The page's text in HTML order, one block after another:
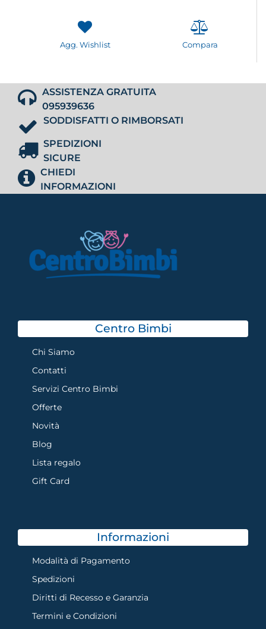
Agg. Wishlist Compara
ASSISTENZA GRATUITA
095939636
SODDISFATTI O RIMBORSATI
SPEDIZIONI
SICURE
CHIEDI
INFORMAZIONI
Centro Bimbi
Chi Siamo
Contatti
Servizi Centro Bimbi
Offerte
Novità
Blog
Lista regalo
Gift Card
Informazioni
Modalità di Pagamento
Spedizioni
Diritti di Recesso e Garanzia
Termini e Condizioni